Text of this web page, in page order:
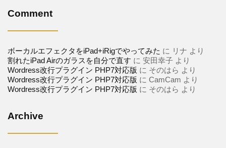
Comment
ボーカルエフェクタをiPad+iRigでやってみた に リナ より
割れたiPad Airのガラスを自分で直す に 安田幸子 より
Wordress改行プラグイン PHP7対応版 に そのはら より
Wordress改行プラグイン PHP7対応版 に CamCam より
Wordress改行プラグイン PHP7対応版 に そのはら より
Archive